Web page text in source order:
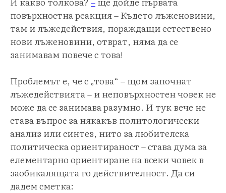
повърхностна реакция – Където лъженовини,
там и лъжедействия, пораждащи естествено
нови лъженовини, отврат, няма да се
занимавам повече с това!
Проблемът е, че с „това“ – щом започнат
лъжедействията – и неповърхностен човек не
може да се занимава разумно. И тук вече не
става въпрос за някакъв политологически
анализ или синтез, нито за любителска
политическа ориентираност – става дума за
елементарно ориентиране на всеки човек в
заобикалящата го действителност. Да си
дадем сметка: